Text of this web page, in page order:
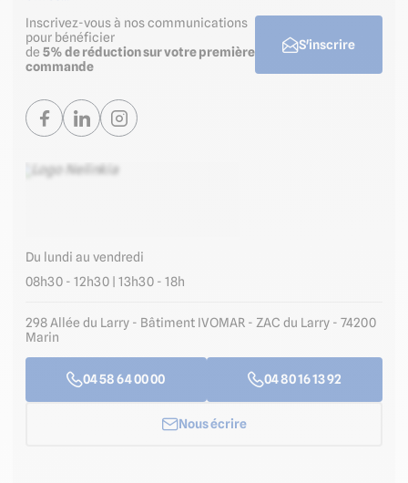
Du lundi au vendredi
08h30 - 12h30 | 13h30 - 18h
298 Allée du Larry - Bâtiment IVOMAR - ZAC du Larry - 74200
Marin
04 58 64 00 00 04 80 16 13 92
Nous écrire
Inscrivez-vous à nos communications
pour bénéficier
de 5% de réduction sur votre première
commande
S'inscrire